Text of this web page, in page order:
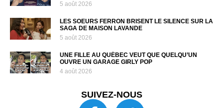
5 août 2026
LES SOEURS FERRON BRISENT LE SILENCE SUR LA
SAGA DE MAISON LAVANDE
5 août 2026
UNE FILLE AU QUÉBEC VEUT QUE QUELQU’UN
OUVRE UN GARAGE GIRLY POP
4 août 2026
SUIVEZ-NOUS